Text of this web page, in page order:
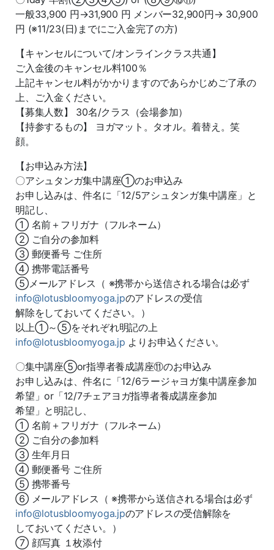
一般33,900 円→31,900 円 メンバー32,900円→ 30,900
円 (※11/23(日)までにご入金完了の方)
【キャンセルについて/オンラインクラス共通】
ご入金後のキャンセル料100％
上記キャンセル料がかかりますのであらかじめご了承の
上、ご入金ください。
【募集人数】 30名/クラス（会場参加）
【持参するもの】 ヨガマット。タオル。着替え。笑
顔。
【お申込み方法】
〇アシュタンガ集中講座①のお申込み
お申し込みは、件名に「12/5アシュタンガ集中講座」と
明記し、
① 名前＋フリガナ（フルネーム）
② ご自分の参加料
③ 郵便番号 ご住所
④ 携帯電話番号
⑤メールアドレス（ ※携帯から送信される場合は必ず
info@lotusbloomyoga.jpのアドレスの受信
解除をしておいてください。）
以上①～⑤をそれぞれ明記の上
info@lotusbloomyoga.jp よりお申込ください。
〇集中講座⑤or指導者養成講座⑪のお申込み
お申し込みは、件名に「12/6ラージャヨガ集中講座参加
希望」or「12/7チェアヨガ指導者養成講座参加
希望」と明記し、
① 名前＋フリガナ（フルネーム）
② ご自分の参加料
③ 生年月日
④ 郵便番号 ご住所
⑤ 携帯番号
⑥ メールアドレス（ ※携帯から送信される場合は必ず
info@lotusbloomyoga.jpのアドレスの受信解除を
しておいてください。）
⑦ 顔写真 １枚添付